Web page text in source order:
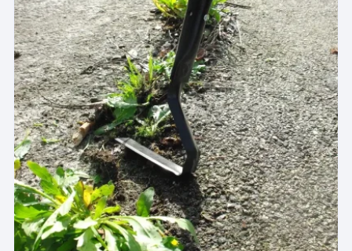
Les
options
peuvent
être
choisies
sur
la
page
du
produit